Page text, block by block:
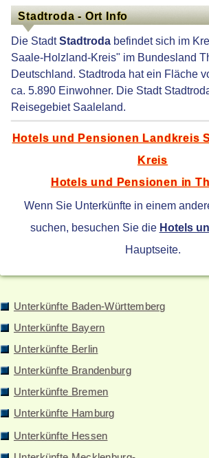
Stadtroda - Ort Info
Die StadtStadtroda befindet sich im
Saale-Holzland-Kreis" im Bundesland
Deutschland. Stadtroda hat ein Fläche
ca. 5.890 Einwohner. Die Stadt
Reisegebiet Saaleland.
Hotels und Pensionen Landkreis
Kreis
Hotels und Pensionen in
Wenn Sie Unterkünfte in einem
suchen, besuchen Sie die Hotels
Hauptseite.
Unterkünfte Baden-Württemberg
Unterkünfte Bayern
Unterkünfte Berlin
Unterkünfte Brandenburg
Unterkünfte Bremen
Unterkünfte Hamburg
Unterkünfte Hessen